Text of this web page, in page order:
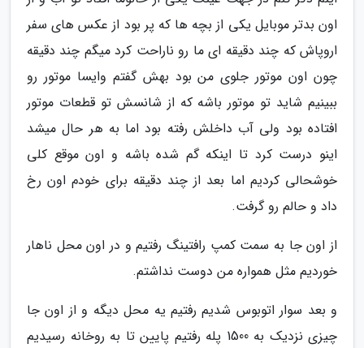
اون بدتر موبایل یکی از بچه ها که پر بود از عکس های سفر
اروپاش که چند دقیقه ای ما رو ناراحت کرد میگم چند دقیقه
چون اون موتور جلوی من بود بهش گفتم وایسا موتور رو
ببینیم شاید تو موتور باشه که از شانسش تو قطعات موتور
افتاده بود ولی آب داخلش رفته بود اما به هر حال میشد
اینو درست کرد تا اینکه گم شده باشه و اون موقع کلی
خوشحالی کردیم اما بعد از چند دقیقه برای خودم اون رخ
داد و حالم رو گرفت.
از اون جا به سمت کمپ رافتینگ رفتیم و در اون محل ناهار
خوردیم مثل همواره من دوست نداشتم.
و بعد سوار اتوبوس شدیم رفتیم یه محل دیگه و از اون جا
چیزی نزدیک به 1500 پله رفتیم پایین تا به روخانه رسیدیم